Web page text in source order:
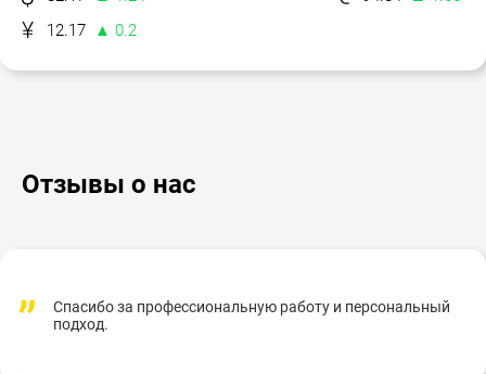
12.17
▲ 0.2
Отзывы о нас
Спасибо за профессиональную работу и персональный
подход.